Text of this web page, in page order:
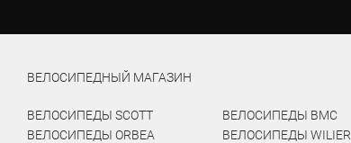
ВЕЛОСИПЕДНЫЙ МАГАЗИН
ВЕЛОСИПЕДЫ SCOTT
ВЕЛОСИПЕДЫ ORBEA
ВЕЛОСИПЕДЫ BMC
ВЕЛОСИПЕДЫ WILIER